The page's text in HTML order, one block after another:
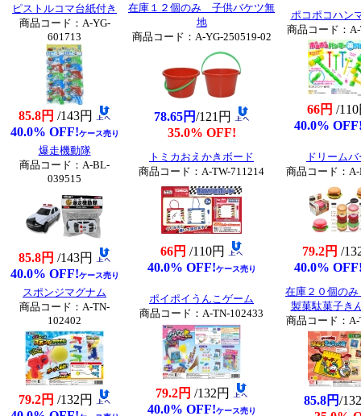
ピストルコマ台紙付き
商品コード：A-YG-
601713
85.8円 /143円
40.0% OFF!ケース売り
在庫１２個のみ 子供バケツ無
地
商品コード：A-YG-250519-02
78.65円/121円
35.0% OFF!
ポコポコハン
商品コード：
66円 /
40.0%
爆走機動隊
商品コード：A-BL-
039515
85.8円 /143円
40.0% OFF!ケース売り
トミカおえかきボード
商品コード：A-TW-711214
66円 /110円
40.0% OFF!ケース売り
ドリーム
商品コード：
79.2円 /
40.0%
スポンジマグナム
商品コード：A-TN-
102402
79.2円 /132円
ポイポイうんこゲーム
商品コード：A-TN-102433
79.2円 /132円
40.0% OFF!ケース売り
在庫２０個の
製菓駄菓子き
商品コード：
85.8円/